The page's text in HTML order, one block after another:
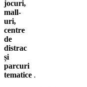
jocuri,
mall-
uri,
centre
de
distrac
și
parcuri
tematice .